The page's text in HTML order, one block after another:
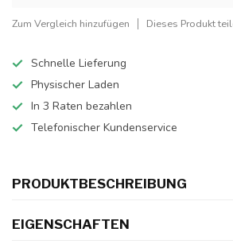
Zum Vergleich hinzufügen Dieses Produkt
Schnelle Lieferung
Physischer Laden
In 3 Raten bezahlen
Telefonischer Kundenservice
PRODUKTBESCHREIBUNG
EIGENSCHAFTEN